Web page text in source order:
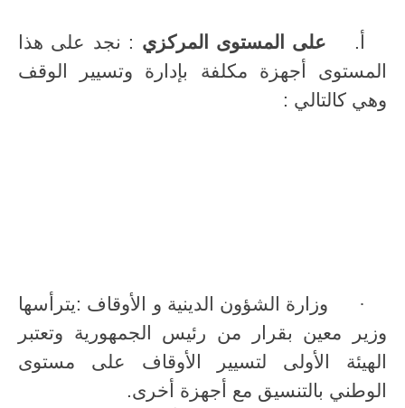
أ‌. على المستوى المركزي : نجد على هذا
المستوى أجهزة مكلفة بإدارة وتسيير الوقف
وهي كالتالي :
·
وزارة الشؤون الدينية و الأوقاف :يترأسها
وزير معين بقرار من رئيس الجمهورية وتعتبر
الهيئة الأولى لتسيير الأوقاف على مستوى
الوطني بالتنسيق مع أجهزة أخرى.